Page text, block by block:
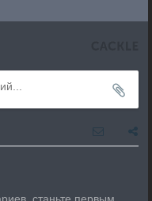
станьте первым.